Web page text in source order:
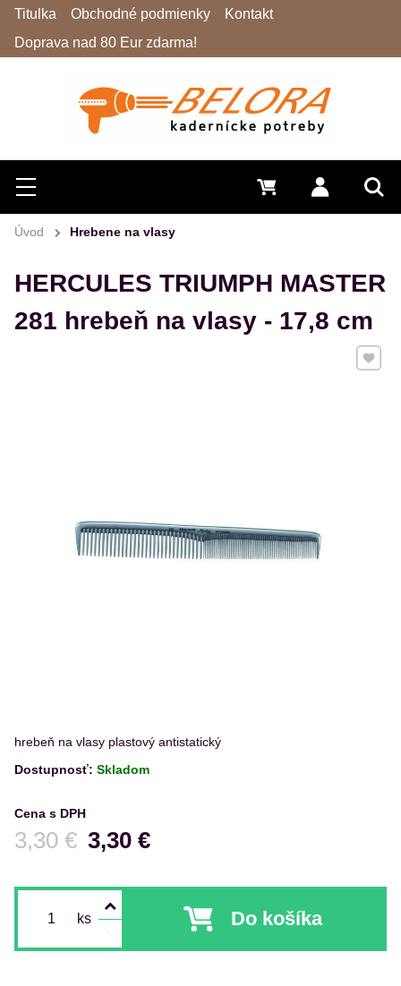
Hľadať
Menu Prihlásiť
0 €
Titulka Obchodné podmienky
Kontakt
Doprava nad 80 Eur zdarma!
Úvod Hrebene na vlasy
HERCULES TRIUMPH MASTER
281 hrebeň na vlasy - 17,8 cm
hrebeň na vlasy plastový antistatický
Pridať
Dostupnosť: Skladom
Cena s DPH
3,30 €
Pred zľavou:
3,30 €
ks Do košíka